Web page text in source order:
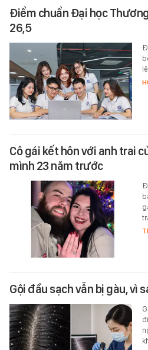
Điểm chuẩn Đại học
26,5
Cô gái kết hôn với anh trai
mình 23 năm trước
Gội đầu sạch vẫn bị gàu, vì